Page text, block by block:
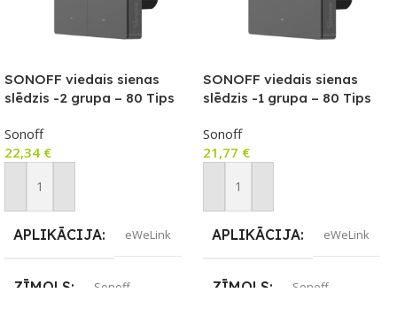
SONOFF viedais sienas
slēdzis -2 grupa – 80 Tips
Sonoff
22,34 €
Pievienot Grozam
APLIKĀCIJA eWeLink
ZĪMOLS Sonoff
SONOFF viedais sienas
slēdzis -1 grupa – 80 Tips
Sonoff
21,77 €
Pievienot Grozam
APLIKĀCIJA eWeLink
ZĪMOLS Sonoff